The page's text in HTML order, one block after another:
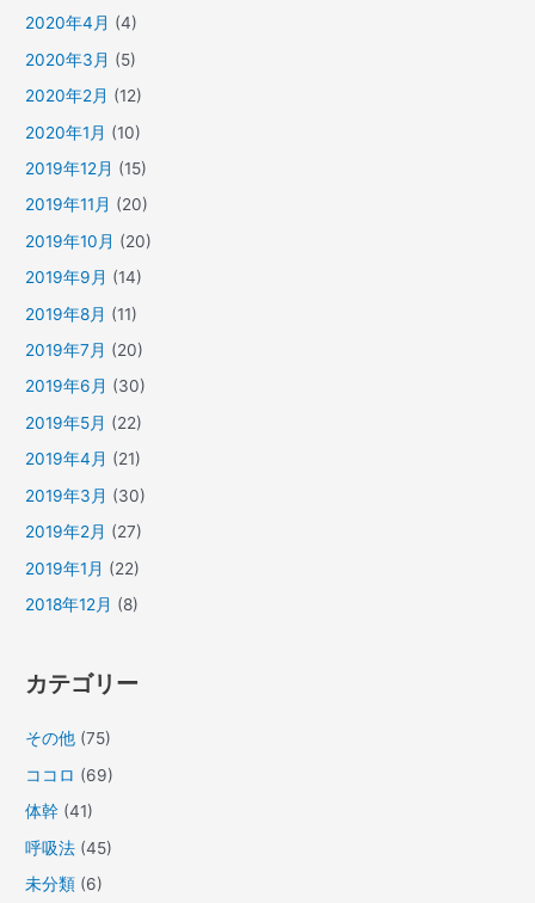
2020年4月 (4)
2020年3月 (5)
2020年2月 (12)
2020年1月 (10)
2019年12月 (15)
2019年11月 (20)
2019年10月 (20)
2019年9月 (14)
2019年8月 (11)
2019年7月 (20)
2019年6月 (30)
2019年5月 (22)
2019年4月 (21)
2019年3月 (30)
2019年2月 (27)
2019年1月 (22)
2018年12月 (8)
カテゴリー
その他 (75)
ココロ (69)
体幹 (41)
呼吸法 (45)
未分類 (6)